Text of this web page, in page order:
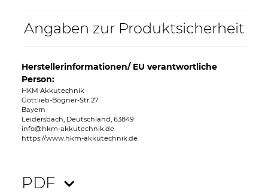
Angaben zur Produktsicherheit
Herstellerinformationen/ EU verantwortliche
Person:
HKM Akkutechnik
Gottlieb-Bögner-Str 27
Bayern
Leidersbach, Deutschland, 63849
info@hkm-akkutechnik.de
https://www.hkm-akkutechnik.de
PDF